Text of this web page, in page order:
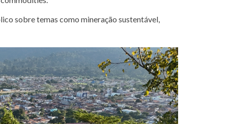
sobre temas como mineração sustentável,